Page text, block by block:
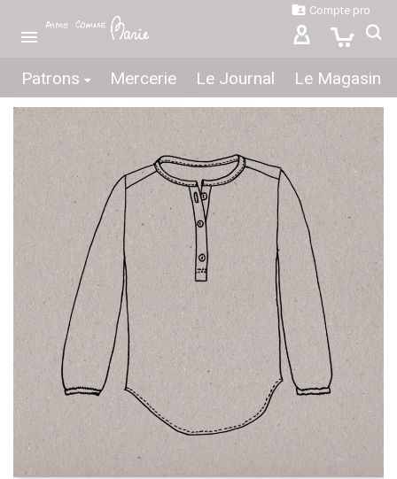
Patrons Mercerie Le Journal Le Magasin
 Compte pro
